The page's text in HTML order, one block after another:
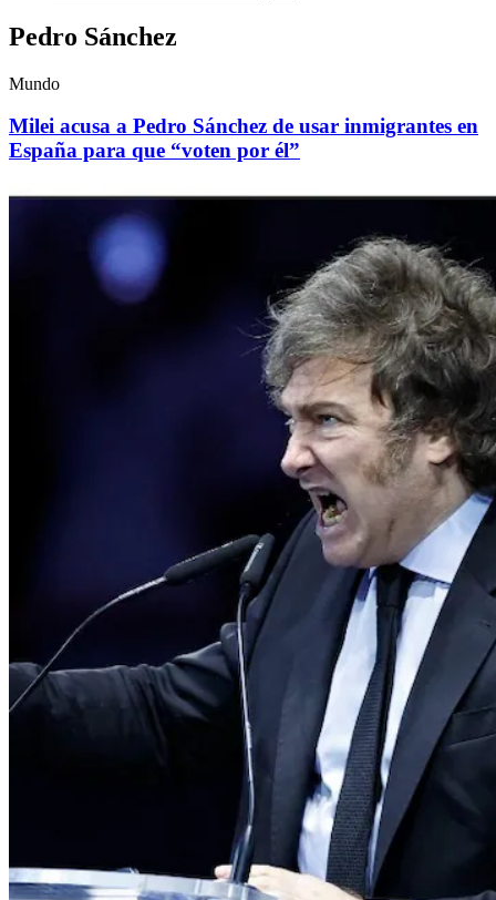
Pedro Sánchez
Mundo
Milei acusa a Pedro Sánchez de usar inmigrantes en
España para que “voten por él”